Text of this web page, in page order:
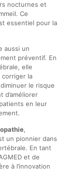
nocturnes et
Ce
essentiel pour la
aussi un
préventif. En
elle
corriger la
le risque
d’améliorer
en leur
,
un pionnier dans
En tant
et de
à l’innovation